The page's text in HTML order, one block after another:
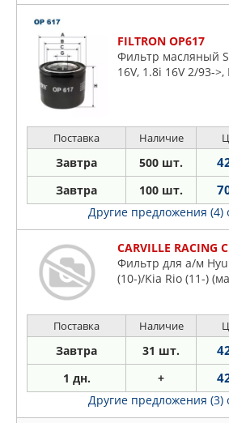
FILTRON OP617
Фильтр масляный
16V, 1.8i 16V 2/93-
Поставка Наличие
Завтра 500 шт.
Завтра 100 шт.
Другие предложения (4)
CARVILLE RACING
Фильтр для а/м
(10-)/Kia Rio (11-)
Поставка Наличие
Завтра 31 шт.
1 дн. +
Другие предложения (3)